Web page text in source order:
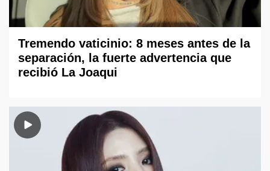
Tremendo vaticinio: 8 meses antes de la
separación, la fuerte advertencia que
recibió La Joaqui